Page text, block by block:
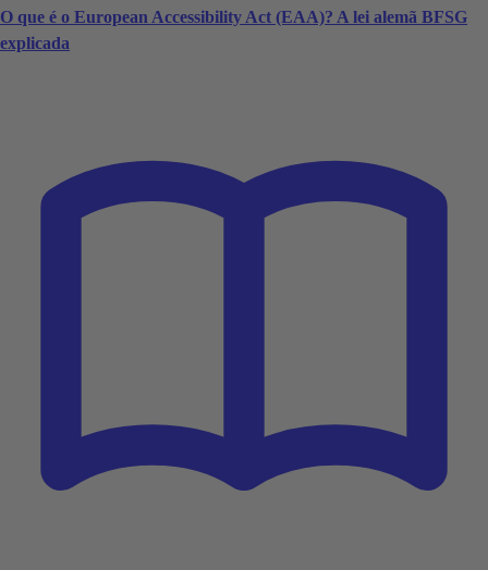
O que é o European Accessibility Act (EAA)? A lei alemã BFSG
explicada